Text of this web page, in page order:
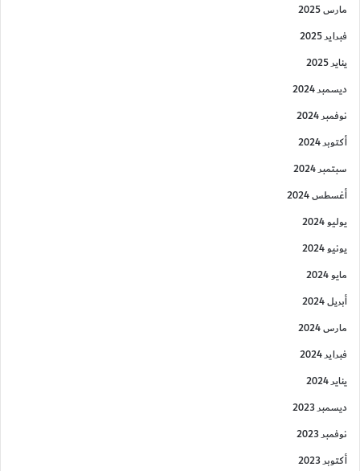
مارس 2025
فبراير 2025
يناير 2025
ديسمبر 2024
نوفمبر 2024
أكتوبر 2024
سبتمبر 2024
أغسطس 2024
يوليو 2024
يونيو 2024
مايو 2024
أبريل 2024
مارس 2024
فبراير 2024
يناير 2024
ديسمبر 2023
نوفمبر 2023
أكتوبر 2023